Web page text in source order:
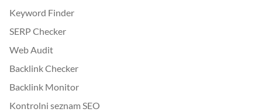
Keyword Finder
SERP Checker
Web Audit
Backlink Checker
Backlink Monitor
Kontrolni seznam SEO